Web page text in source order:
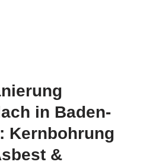
in Baden-
Kernbohrung
&